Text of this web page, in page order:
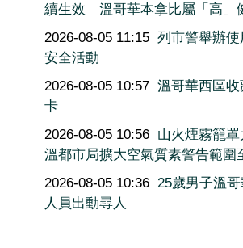
續生效 溫哥華本拿比屬「高」
2026-08-05 11:15 列市警舉辦
安全活動
2026-08-05 10:57 溫哥華西區
卡
2026-08-05 10:56 山火煙霧籠
溫都市局擴大空氣質素警告範圍
2026-08-05 10:36 25歲男子溫
人員出動尋人